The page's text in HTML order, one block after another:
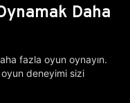
Daha
fazla oyun oynayın.
deneyimi sizi